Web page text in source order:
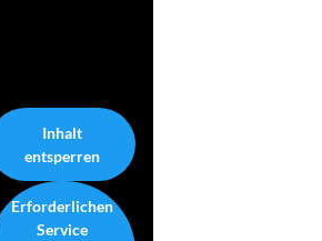
Inhalt
entsperren
Erforderlichen
Service